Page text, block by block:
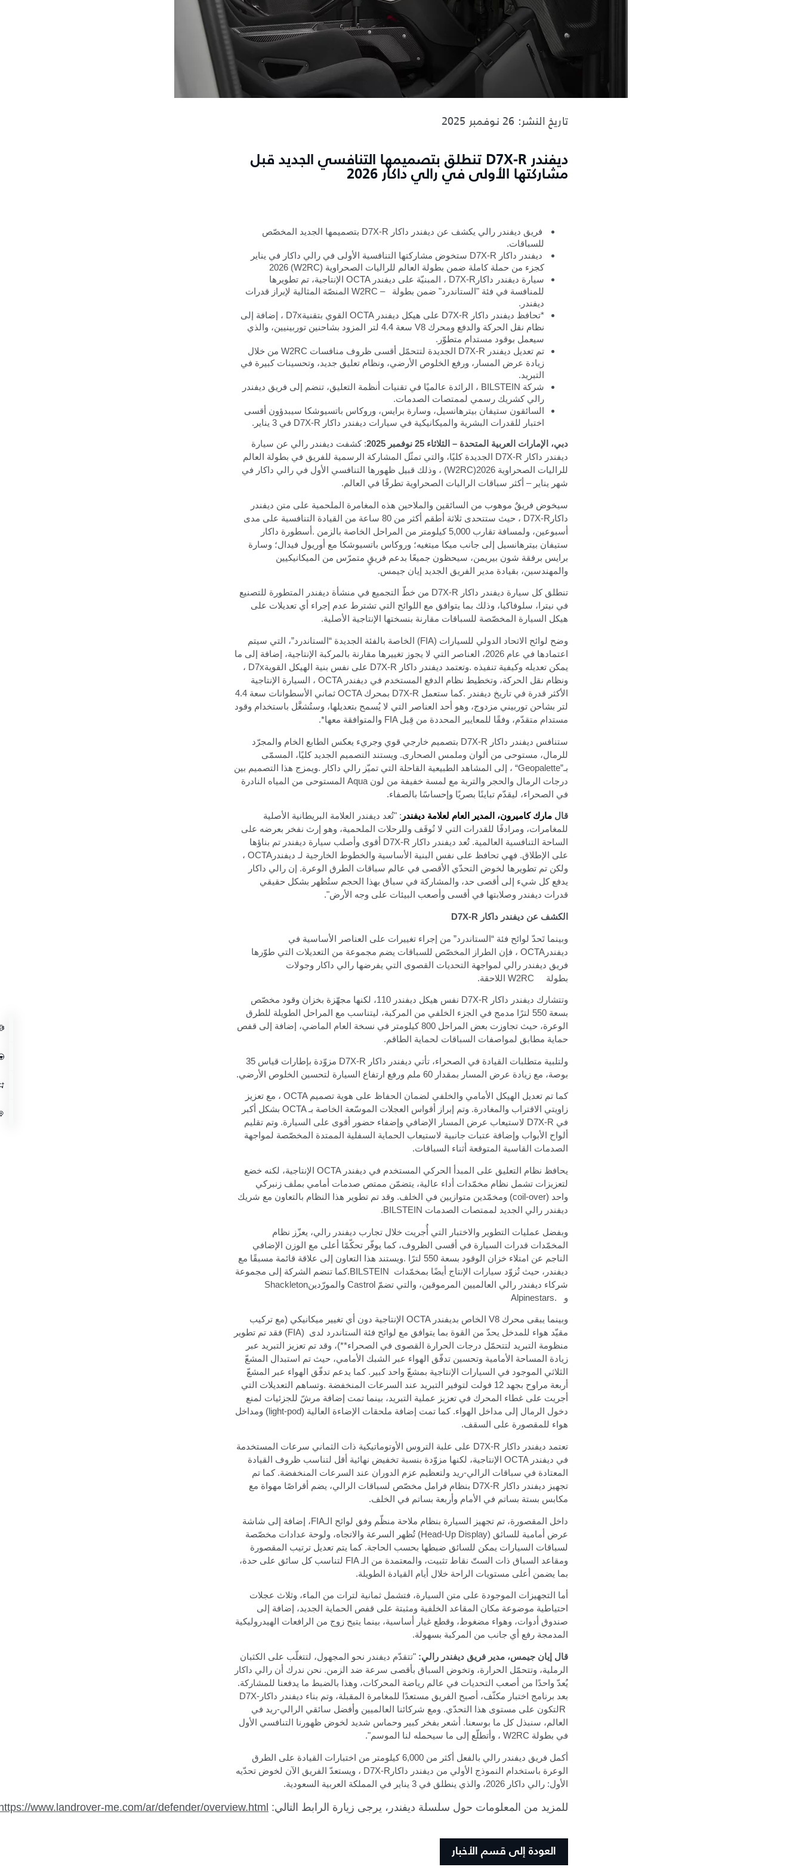
تاريخ النشر: 26 نوفمبر 2025
ديفندر D7X-R تنطلق بتصميمها التنافسي الجديد قبل
مشاركتها الأولى في رالي داكار 2026
فريق ديفندر رالي يكشف عن ديفندر داكار D7X-R بتصميمها الجديد المخصّص
للسباقات.
ديفندر داكار D7X-R ستخوض مشاركتها التنافسية الأولى في رالي داكار في يناير
كجزء من حملة كاملة ضمن بطولة العالم للراليات الصحراوية 2026 (W2RC)
سيارة ديفندر داكار D7X-R ، المبنيّة على ديفندر OCTA
الإنتاجية، تم تطويرها
للمنافسة في فئة "الستاندرد" ضمن بطولة
W2RC – المنصّة المثالية لإبراز قدرات
ديفندر.
*تحافظ ديفندر داكار D7X-R على هيكل ديفندر OCTA القوي بتقنيةD7x ، إضافة إلى
نظام نقل الحركة والدفع ومحرك V8
سعة 4.4 لتر المزود بشاحنين توربينيين، والذي
سيعمل بوقود مستدام متطوّر .
تم تعديل ديفندر D7X-R الجديدة لتتحمّل أقسى ظروف منافسات W2RC من خلال
زيادة عرض المسار، ورفع الخلوص الأرضي، ونظام تعليق جديد، وتحسينات كبيرة في
التبريد.
شركة BILSTEIN ، الرائدة عالميًا في تقنيات أنظمة التعليق، تنضم إلى فريق ديفندر
رالي كشريك رسمي لممتصات الصدمات.
السائقون ستيفان بيترهانسيل، وسارة برايس، وروكاس باتسيوشكا سيبدؤون أقسى
اختبار للقدرات البشرية والميكانيكية في سيارات ديفندر داكار D7X-R في 3 يناير.
دبي، الإمارات العربية المتحدة – الثلاثاء 25 نوفمبر 2025 : كشفت ديفندر رالي عن سيارة
ديفندر داكار D7X-R
الجديدة كليًا، والتي تمثّل المشاركة الرسمية للفريق في بطولة العالم
للراليات الصحراوية 2026
(W2RC) ، وذلك قبيل ظهورها التنافسي الأول في رالي داكار في
شهر يناير – أكثر سباقات الراليات الصحراوية تطرفًا في العالم.
سيخوض فريقٌ موهوب من السائقين والملاحين هذه المغامرة الملحمية على متن ديفندر
داكار D7X-R
، حيث ستتحدى ثلاثة أطقم أكثر من 80 ساعة من القيادة التنافسية على مدى
أسبوعين، ولمسافة تقارب 5,000 كيلومتر من المراحل الخاصة بالزمن
.أسطورة داكار
ستيفان بيترهانسيل إلى جانب ميكا ميتغيه؛ وروكاس باتسيوشكا مع أوريول فيدال؛ وسارة
برايس برفقة شون بيريمن، سيحظون جميعًا بدعم فريقٍ متمرّس من الميكانيكيين
والمهندسين، بقيادة مدير الفريق الجديد إيان جيمس.
تنطلق كل سيارة ديفندر داكار D7X-R من خطّ التجميع في منشأة ديفندر المتطورة للتصنيع
في نيترا، سلوفاكيا، وذلك بما يتوافق مع اللوائح التي تشترط عدم إجراء أي تعديلات على
هيكل السيارة المخصّصة للسباقات مقارنة بنسختها الإنتاجية الأصلية.
وضح لوائح الاتحاد الدولي للسيارات (FIA)
الخاصة بالفئة الجديدة “الستاندرد”، التي سيتم
اعتمادها في عام 2026، العناصر التي لا يجوز تغييرها مقارنة بالمركبة الإنتاجية، إضافة إلى ما
يمكن تعديله وكيفية تنفيذه .وتعتمد ديفندر داكار D7X-R على نفس بنية الهيكل القويةD7x ،
ونظام نقل الحركة، وتخطيط نظام الدفع المستخدم في ديفندر OCTA ،
السيارة الإنتاجية
الأكثر قدرة في تاريخ ديفندر .كما ستعمل D7X-R بمحرك OCTA
ثماني الأسطوانات سعة 4.4
لتر بشاحن توربيني مزدوج، وهو أحد العناصر التي لا يُسمح بتعديلها، وستُشغَّل باستخدام وقود
مستدام متقدّم، وفقًا للمعايير المحددة من قِبل FIA والمتوافقة معها.*
ستنافس ديفندر داكار D7X-R بتصميم خارجي قوي وجريء يعكس الطابع الخام والمجرّد
للرمال، مستوحى من ألوان وملمس الصحارى. ويستند التصميم الجديد كليًا، المسمّى
بـ“Geopalette” ، إلى المشاهد الطبيعية القاحلة التي تميّز رالي داكار .ويمزج هذا التصميم بين
درجات الرمال والحجر والتربة مع لمسة خفيفة من لون Aqua المستوحى من المياه النادرة
في الصحراء، ليقدّم تباينًا بصريًا وإحساسًا بالصفاء.
قال مارك كاميرون، المدير العام لعلامة ديفندر : "تُعد ديفندر العلامة البريطانية الأصلية
للمغامرات، ومرادفًا للقدرات التي لا تُوقَف وللرحلات الملحمية، وهو إرث نفخر بعرضه على
الساحة التنافسية العالمية. تُعد ديفندر داكار D7X-R
أقوى وأصلب سيارة ديفندر تم بناؤها
على الإطلاق. فهي تحافظ على نفس البنية الأساسية والخطوط الخارجية لـ ديفندر OCTA ،
ولكن تم تطويرها لخوض التحدّي الأقصى في عالم سباقات الطرق الوعرة.
إن رالي داكار
يدفع كل شيء إلى أقصى حد، والمشاركة في سباق بهذا الحجم ستُظهر بشكل حقيقي
قدرات ديفندر وصلابتها في أقسى وأصعب البيئات على وجه الأرض."
الكشف عن ديفندر داكار D7X-R
وبينما تَحدّ لوائح فئة “الستاندرد” من إجراء تغييرات على العناصر الأساسية في
ديفندر OCTA ، فإن الطراز المخصّص للسباقات يضم مجموعة من التعديلات التي طوّرها
فريق ديفندر رالي لمواجهة التحديات القصوى التي يفرضها رالي داكار وجولات
بطولة
W2RC اللاحقة.
وتتشارك ديفندر داكار D7X-R
نفس هيكل ديفندر 110، لكنها مجهّزة بخزان وقود مخصّص
بسعة 550 لترًا مدمج في الجزء الخلفي من المركبة، ليتناسب مع المراحل الطويلة للطرق
الوعرة، حيث تجاوزت بعض المراحل 800 كيلومتر في نسخة العام الماضي، إضافة إلى قفص
حماية مطابق لمواصفات السباقات لحماية الطاقم.
ولتلبية متطلبات القيادة في الصحراء، تأتي ديفندر داكار D7X-R
مزوّدة بإطارات قياس 35
بوصة، مع زيادة عرض المسار بمقدار 60 ملم ورفع ارتفاع السيارة لتحسين الخلوص الأرضي
.
كما تم تعديل الهيكل الأمامي والخلفي لضمان الحفاظ على هوية تصميم OCTA ، مع تعزيز
زاويتي الاقتراب والمغادرة. وتم إبراز أقواس العجلات الموسّعة الخاصة بـOCTA بشكل أكبر
في D7X-R لاستيعاب عرض المسار الإضافي وإضفاء حضور أقوى على السيارة. وتم تقليم
ألواح الأبواب وإضافة عتبات جانبية لاستيعاب الحماية السفلية الممتدة المخصّصة لمواجهة
الصدمات القاسية المتوقعة أثناء السباقات.
يحافظ نظام التعليق على المبدأ الحركي المستخدم في ديفندر OCTA
الإنتاجية، لكنه خضع
لتعزيزات تشمل نظام مخمّدات أداء عالية، يتضمّن ممتص صدمات أمامي بملف زنبركي
واحد (coil-over) ومخمّدين متوازيين في الخلف. وقد تم تطوير هذا النظام بالتعاون مع شريك
ديفندر رالي الجديد لممتصات الصدمات .BILSTEIN
وبفضل عمليات التطوير والاختبار التي أُجريت خلال تجارب ديفندر رالي، يعزّز نظام
المخمّدات قدرات السيارة في أقسى الظروف، كما يوفّر تحكّمًا أعلى مع الوزن الإضافي
الناجم عن امتلاء خزان الوقود بسعة 550 لترًا
.ويستند هذا التعاون إلى علاقة قائمة مسبقًا مع
ديفندر، حيث تُزوّد سيارات الإنتاج أيضًا بمخمّدات
.BILSTEINكما تنضم الشركة إلى مجموعة
شركاء ديفندر رالي العالميين المرموقين، والتي تضمّ Castrol والمورّدينShackleton
و
.
Alpinestars
وبينما يبقى محرك V8 الخاص بديفندر OCTA الإنتاجية دون أي تغيير ميكانيكي (مع تركيب
مقيّد هواء للمدخل يحدّ من القوة بما يتوافق مع لوائح فئة الستاندرد لدى
(
FIA
) فقد تم تطوير
منظومة التبريد لتتحمّل درجات الحرارة القصوى في الصحراء**)، وقد تم تعزيز التبريد عبر
زيادة المساحة الأمامية وتحسين تدفّق الهواء عبر الشبك الأمامي، حيث تم استبدال المشعّ
الثلاثي الموجود في السيارات الإنتاجية بمشعّ واحد كبير. كما يدعم تدفّق الهواء عبر المشعّ
أربعة مراوح بجهد 12 فولت لتوفير التبريد عند السرعات المنخفضة
.وتساهم التعديلات التي
أجريت على غطاء المحرك في تعزيز عملية التبريد، بينما تمت إضافة مرشّ للجزئيات لمنع
دخول الرمال إلى مداخل الهواء. كما تمت إضافة ملحقات الإضاءة العالية (light-pod) ومداخل
هواء للمقصورة على السقف.
تعتمد ديفندر داكار D7X-R على علبة التروس الأوتوماتيكية ذات الثماني سرعات المستخدمة
في ديفندر OCTA
الإنتاجية، لكنها مزوّدة بنسبة تخفيض نهائية أقل لتناسب ظروف القيادة
المعتادة في سباقات الرالي-ريد ولتعظيم عزم الدوران عند السرعات المنخفضة. كما تم
تجهيز ديفندر داكار D7X-R بنظام فرامل مخصّص لسباقات الرالي، يضم أقراصًا مهواة مع
مكابس بستة بساتم في الأمام وأربعة بساتم في الخلف.
داخل المقصورة، تم تجهيز السيارة بنظام ملاحة منظّم وفق لوائح الـFIA، إضافة إلى شاشة
عرض أمامية للسائق (Head-Up Display) تُظهر السرعة والاتجاه، ولوحة عدادات مخصّصة
لسباقات السيارات يمكن للسائق ضبطها بحسب الحاجة. كما يتم تعديل ترتيب المقصورة
ومقاعد السباق ذات الستّ نقاط تثبيت، والمعتمدة من الـFIA لتناسب كل سائق على حدة،
بما يضمن أعلى مستويات الراحة خلال أيام القيادة الطويلة.
أما التجهيزات الموجودة على متن السيارة، فتشمل ثمانية لترات من الماء، وثلاث عجلات
احتياطية موضوعة مكان المقاعد الخلفية ومثبتة على قفص الحماية الجديد، إضافة إلى
صندوق أدوات، وهواء مضغوط، وقطع غيار أساسية، بينما يتيح زوج من الرافعات الهيدروليكية
المدمجة رفع أي جانب من المركبة بسهولة.
قال إيان جيمس، مدير فريق ديفندر رالي:
"تتقدّم ديفندر نحو المجهول، لتتغلّب على الكثبان
الرملية، وتتحمّل الحرارة، وتخوض السباق بأقصى سرعة ضد الزمن. نحن ندرك أن رالي داكار
يُعدّ واحدًا من أصعب التحديات في عالم رياضة المحركات، وهذا بالضبط ما يدفعنا للمشاركة.
بعد برنامج اختبار مكثّف، أصبح الفريق مستعدًا للمغامرة المقبلة، وتم بناء ديفندر داكار D7X-
Rلتكون على مستوى هذا التحدّي. ومع شركائنا العالميين وأفضل سائقي الرالي-ريد في
العالم، سنبذل كل ما بوسعنا.
أشعر بفخر كبير وحماس شديد لخوض ظهورنا التنافسي الأول
في بطولة W2RC ، وأتطلّع إلى ما سيحمله لنا الموسم."
أكمل فريق ديفندر رالي بالفعل أكثر من 6,000 كيلومتر من اختبارات القيادة على الطرق
الوعرة باستخدام النموذج الأولي من ديفندر داكار D7X-R ، ويستعدّ الفريق الآن لخوض تحدّيه
الأول: رالي داكار 2026، والذي ينطلق في 3 يناير في المملكة العربية السعودية
.
للمزيد من المعلومات حول سلسلة ديفندر، يرجى زيارة الرابط التالي: www.landrover-me.com/ar/defender/overview.html
العودة إلى قسم الأخبار